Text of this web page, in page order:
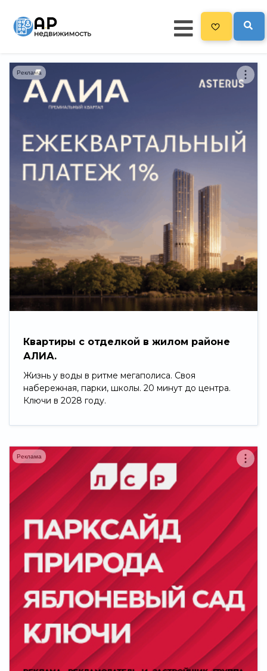
Главная
Все новостройки 3300
Блог
Черный список ЖК
Политика конфиденциальности
Квартиры с отделкой в жилом районе
АЛИА.
Жизнь у воды в ритме мегаполиса. Своя
набережная, парки, школы. 20 минут до центра.
Ключи в 2028 году.
Реклама
Реклама